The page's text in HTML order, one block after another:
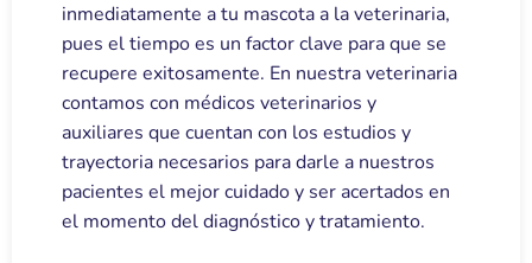
inmediatamente a tu mascota a la veterinaria,
pues el tiempo es un factor clave para que se
recupere exitosamente. En nuestra veterinaria
contamos con médicos veterinarios y
auxiliares que cuentan con los estudios y
trayectoria necesarios para darle a nuestros
pacientes el mejor cuidado y ser acertados en
el momento del diagnóstico y tratamiento.